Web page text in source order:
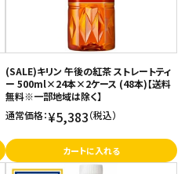
(SALE)キリン 午後の紅茶 ストレートティ
ー 500ml×24本×2ケース (48本)【送料
無料※一部地域は除く】
通常価格：¥5,383（税込）
カートに入れる